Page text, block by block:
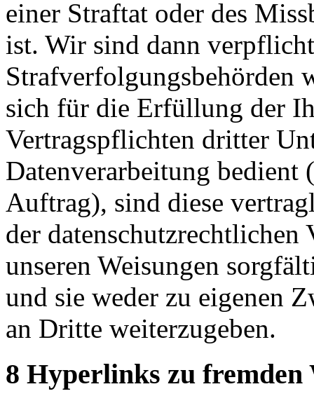
einer Straftat oder des
ist. Wir sind dann
Strafverfolgungsbehörden
sich für die Erfüllung der
Vertragspflichten dritter
Datenverarbeitung bedient
Auftrag), sind diese
der datenschutzrechtlichen
unseren Weisungen
und sie weder zu eigenen
an Dritte weiterzugeben.
8 Hyperlinks zu fremden